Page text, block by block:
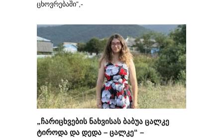
ცხოვრებაში“,-
„ჩარიცხვების ნახვისას ბაბუა ცალკე
ტიროდა და დედა – ცალკე“ –